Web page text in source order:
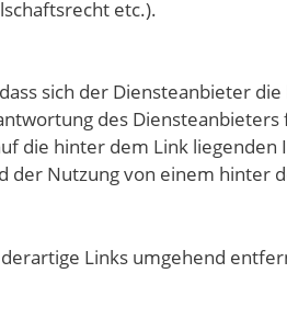
etc.).
sich der Diensteanbieter
des
die hinter dem Link
der Nutzung von einem hinter
Links umgehend